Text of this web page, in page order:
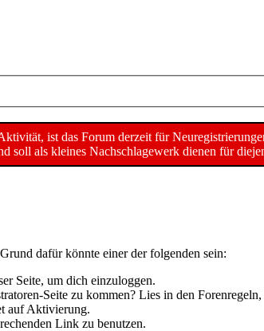
ist das Forum derzeit für
soll als kleines Nachschlagewerk dienen für
dafür könnte einer der folgenden sein:
Seite, um dich einzuloggen.
Seite zu kommen? Lies in den
auf Aktivierung.
Link zu benutzen.